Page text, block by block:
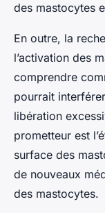
des mastocytes
En outre, la
l’activation des
comprendre
pourrait
libération
prometteur est
surface des
de nouveaux
des mastocytes.